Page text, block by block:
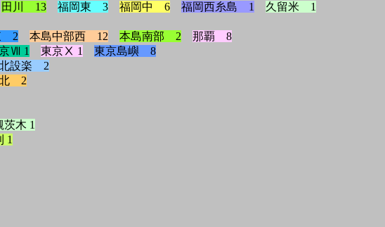
田川 13 福岡東 3 福岡中 6 福岡西糸島 1
久留米 1
2 本島中部西 12 本島南部 2
那覇 8
Ⅶ 1 東京Ⅹ 1
東京島嶼 8
設楽 2
北 2
茨木 1
1